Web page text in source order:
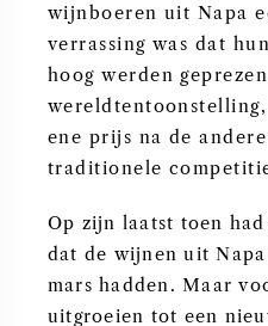
wijnboeren uit Napa
verrassing was dat
hoog werden
ene prijs na de
traditionele
Op zijn laatst toen
dat de wijnen uit
mars hadden. Maar
uitgroeien tot een